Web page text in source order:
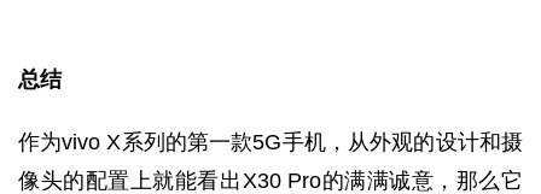
总结
作为vivo X系列的第一款5G手机，从外观的设计和摄
像头的配置上就能看出X30 Pro的满满诚意，那么它